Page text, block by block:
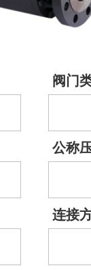
阀门
公称
连接